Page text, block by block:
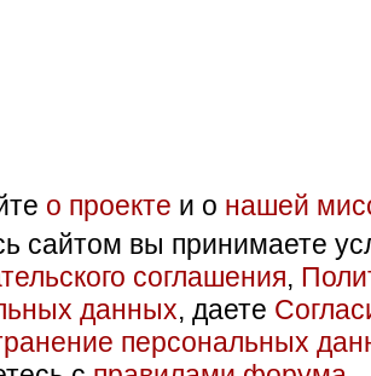
о проекте и о нашей
сайтом вы принимаете
соглашения,
данных, даете
персональных